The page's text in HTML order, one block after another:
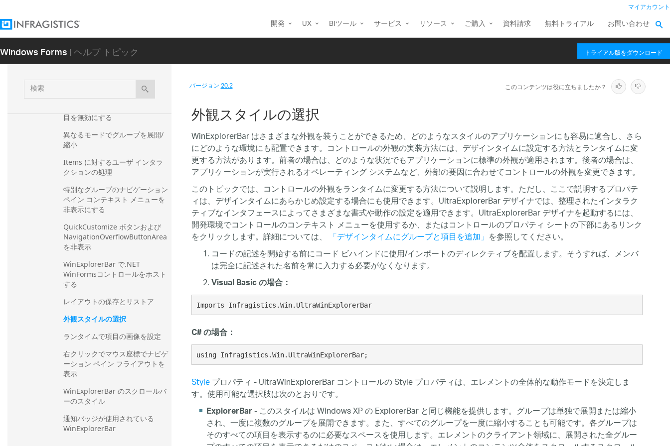
マイアカウント
開発 UX BIツール サービス リソース ご購入 資料請求 無料トライアル お問い合わせ
Windows Forms| ヘルプ トピック トライアル版をダウンロード
検
索
Outlook ナビゲーション ペイン
を縮小
Items のドラッグ アンド ドロッ
プのコントロール
Groups と Items の外観のコント
目を無効にする
異なるモードでグループを展開/
縮小
Items に対するユーザ インタラ
クションの処理
特別なグループのナビゲーション
ペイン コンテキスト メニューを
非表示にする
QuickCustomize ボタンおよび
NavigationOverflowButtonArea
を非表示
WinExplorerBar で.NET
WinFormsコントロールをホスト
する
レイアウトの保存とリストア
外観スタイルの選択
ランタイムで項目の画像を設定
右クリックでマウス座標でナビゲ
ーション ペイン フライアウトを
表示
WinExplorerBar のスクロールバ
ーのスタイル
通知バッジが使用されている
WinExplorerBar
バージョン20.2 このコンテンツは役に立ちましたか？
外観スタイルの選択
WinExplorerBar はさまざまな外観を装うことができるため、どのようなスタイルのアプリケーションにも容易に適合し、さら
にどのような環境にも配置できます。コントロールの外観の実装方法には、デザインタイムに設定する方法とランタイムに変
更する方法があります。前者の場合は、どのような状況でもアプリケーションに標準の外観が適用されます。後者の場合は、
アプリケーションが実行されるオペレーティング システムなど、外部の要因に合わせてコントロールの外観を変更できます。
このトピックでは、コントロールの外観をランタイムに変更する方法について説明します。ただし、ここで説明するプロパテ
ィは、デザインタイムにあらかじめ設定する場合にも使用できます。UltraExplorerBar デザイナでは、整理されたインタラク
ティブなインタフェースによってさまざまな書式や動作の設定を適用できます。UltraExplorerBar デザイナを起動するには、
開発環境でコントロールのコンテキスト メニューを使用するか、またはコントロールのプロパティ シートの下部にあるリンク
をクリックします。詳細については、 「デザインタイムにグループと項目を追加」 を参照してください。
コードの記述を開始する前にコード ビハインドに使用/インポートのディレクティブを配置します。そうすれば、メンバ
は完全に記述された名前を常に入力する必要がなくなります。
Visual Basic の場合：
Imports Infragistics.Win.UltraWinExplorerBar
C# の場合：
using Infragistics.Win.UltraWinExplorerBar;
Styleプロパティ - UltraWinExplorerBar コントロールの Style プロパティは、エレメントの全体的な動作モードを決定しま
す。使用可能な選択肢は次のとおりです。
ExplorerBar- このスタイルは Windows XP の ExplorerBar と同じ機能を提供します。グループは単独で展開または縮小
され、一度に複数のグループを展開できます。また、すべてのグループを一度に縮小することも可能です。各グループは
そのすべての項目を表示するのに必要なスペースを使用します。エレメントのクライアント領域に、展開された全グルー